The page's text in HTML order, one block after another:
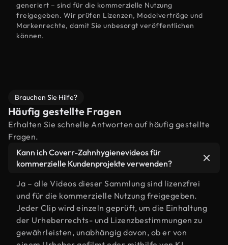
generiert – sind für die kommerzielle Nutzung
freigegeben. Wir prüfen Lizenzen, Modelverträge und
Markenrechte, damit Sie unbesorgt veröffentlichen
können.
Brauchen Sie Hilfe?
Häufig gestellte Fragen
Erhalten Sie schnelle Antworten auf häufig gestellte
Fragen.
Kann ich Coverr-Zahnhygienevideos für
kommerzielle Kundenprojekte verwenden?
Ja – alle Videos dieser Sammlung sind lizenzfrei
und für die kommerzielle Nutzung freigegeben.
Jeder Clip wird einzeln geprüft, um die Einhaltung
der Urheberrechts- und Lizenzbestimmungen zu
gewährleisten, unabhängig davon, ob er von